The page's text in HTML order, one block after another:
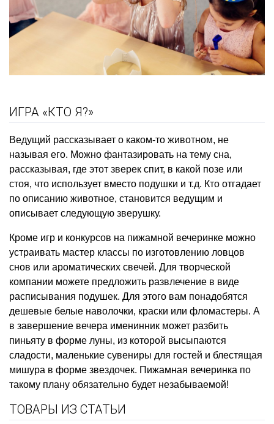
ИГРА «КТО Я?»
Ведущий рассказывает о каком-то животном, не
называя его. Можно фантазировать на тему сна,
рассказывая, где этот зверек спит, в какой позе или
стоя, что использует вместо подушки и т.д. Кто отгадает
по описанию животное, становится ведущим и
описывает следующую зверушку.
Кроме игр и конкурсов на пижамной вечеринке можно
устраивать мастер классы по изготовлению ловцов
снов или ароматических свечей. Для творческой
компании можете предложить развлечение в виде
расписывания подушек. Для этого вам понадобятся
дешевые белые наволочки, краски или фломастеры. А
в завершение вечера именинник может разбить
пиньяту в форме луны, из которой высыпаются
сладости, маленькие сувениры для гостей и блестящая
мишура в форме звездочек. Пижамная вечеринка по
такому плану обязательно будет незабываемой!
ТОВАРЫ ИЗ СТАТЬИ